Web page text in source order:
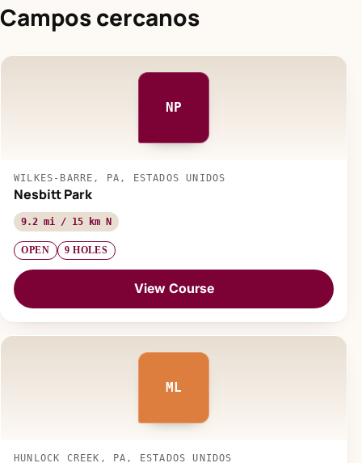
Campos cercanos
NP
WILKES-BARRE, PA, ESTADOS UNIDOS
Nesbitt Park
9.2 mi / 15 km N
OPEN 9 HOLES
View Course
ML
HUNLOCK CREEK, PA, ESTADOS UNIDOS